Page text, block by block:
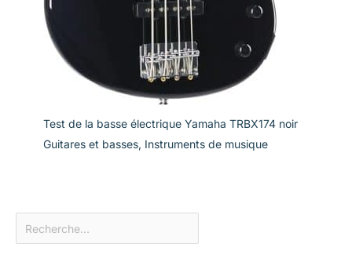
Test de la basse électrique Yamaha TRBX174 noir
Guitares et basses, Instruments de musique